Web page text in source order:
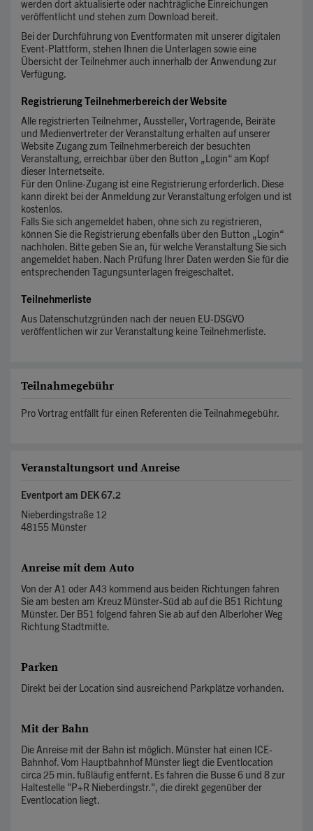
werden dort aktualisierte oder nachträgliche Einreichungen
veröffentlicht und stehen zum Download bereit.
Bei der Durchführung von Eventformaten mit unserer digitalen
Event-Plattform, stehen Ihnen die Unterlagen sowie eine
Übersicht der Teilnehmer auch innerhalb der Anwendung zur
Verfügung.
Registrierung Teilnehmerbereich der Website
Alle registrierten Teilnehmer, Aussteller, Vortragende, Beiräte
und Medienvertreter der Veranstaltung erhalten auf unserer
Website Zugang zum Teilnehmerbereich der besuchten
Veranstaltung, erreichbar über den Button „Login“ am Kopf
dieser Internetseite.
Für den Online-Zugang ist eine Registrierung erforderlich. Diese
kann direkt bei der Anmeldung zur Veranstaltung erfolgen und ist
kostenlos.
Falls Sie sich angemeldet haben, ohne sich zu registrieren,
können Sie die Registrierung ebenfalls über den Button „Login“
nachholen. Bitte geben Sie an, für welche Veranstaltung Sie sich
angemeldet haben. Nach Prüfung Ihrer Daten werden Sie für die
entsprechenden Tagungsunterlagen freigeschaltet.
Teilnehmerliste
Aus Datenschutzgründen nach der neuen EU-DSGVO
veröffentlichen wir zur Veranstaltung keine Teilnehmerliste.
Teilnahmegebühr
Pro Vortrag entfällt für einen Referenten die Teilnahmegebühr.
Veranstaltungsort und Anreise
Eventport am DEK 67.2
Nieberdingstraße 12
48155 Münster
Anreise mit dem Auto
Von der A1 oder A43 kommend aus beiden Richtungen fahren
Sie am besten am Kreuz Münster-Süd ab auf die B51 Richtung
Münster. Der B51 folgend fahren Sie ab auf den Alberloher Weg
Richtung Stadtmitte.
Parken
Direkt bei der Location sind ausreichend Parkplätze vorhanden.
Mit der Bahn
Die Anreise mit der Bahn ist möglich. Münster hat einen ICE-
Bahnhof. Vom Hauptbahnhof Münster liegt die Eventlocation
circa 25 min. fußläufig entfernt. Es fahren die Busse 6 und 8 zur
Haltestelle "P+R Nieberdingstr.", die direkt gegenüber der
Eventlocation liegt.